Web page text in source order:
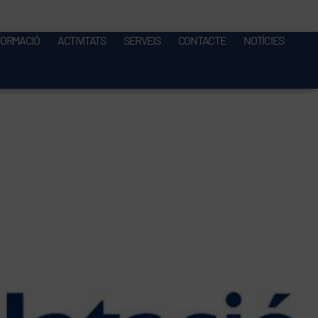
ACTIVITATS SERVEIS CONTACTE NOTÍCIES